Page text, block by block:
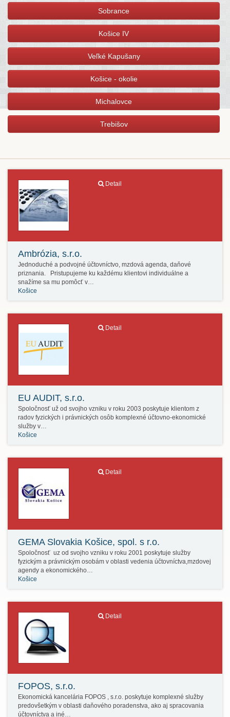
Sobrance
Košice IV
Veľké Kapušany
Košice - okolie
Michalovce
Trebišov
Detail
Ambrózia, s.r.o.
Jednoduché a podvojné účtovníctvo, mzdová agenda, daňové
priznania. Pristupujeme ku každému klientovi individuálne a
snažíme sa mu pomôcť v…
Košice
Detail
EU AUDIT, s.r.o.
Spoločnosť už od svojho vzniku v roku 2003 poskytuje klientom z
radov fyzických i právnických osôb komplexné účtovno-ekonomické
služby v…
Košice
Detail
GEMA Slovakia Košice, spol. s r.o.
Spoločnosť uz od svojho vzniku v roku 2001 poskytuje služby
fyzickým a právnickým osobám v oblasti vedenia účtovníctva,mzdovej
agendy a ekonomického…
Košice
Detail
FOPOS, s.r.o.
Ekonomická kancelária FOPOS , s.r.o. poskytuje komplexné služby
predovšetkým v oblasti daňového poradenstva, ako aj spracovania
účtovníctva a iné…